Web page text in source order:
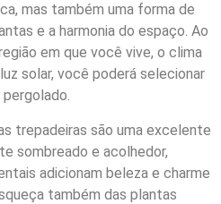
mas também uma forma de
e a harmonia do espaço. Ao
em que você vive, o clima
solar, você poderá selecionar
trepadeiras são uma excelente
sombreado e acolhedor,
adicionam beleza e charme
também das plantas